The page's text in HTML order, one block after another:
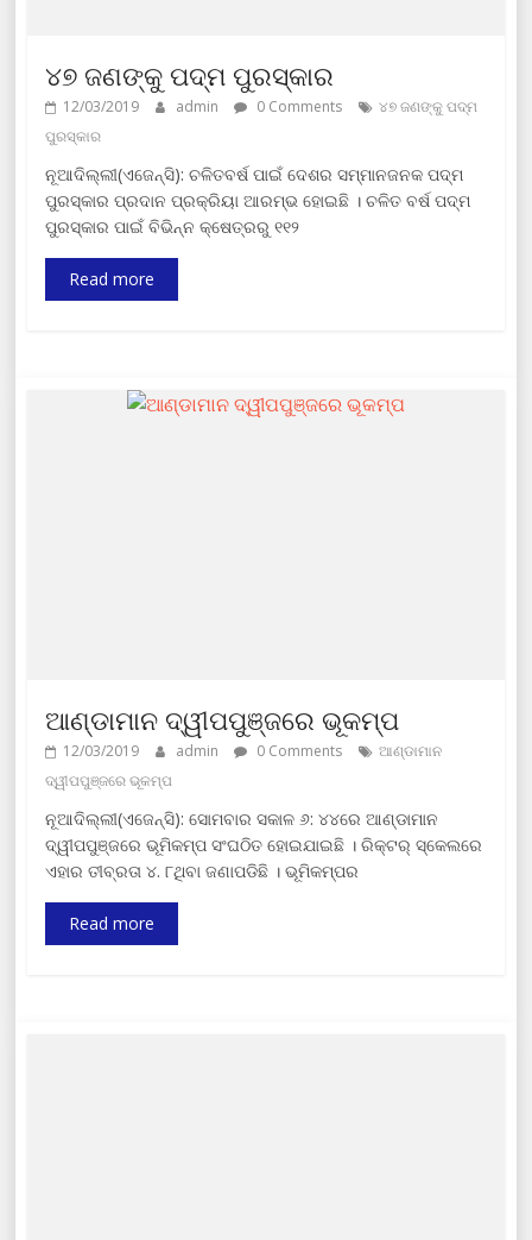
୪୭ ଜଣଙ୍କୁ ପଦ୍ମ ପୁରସ୍କାର
12/03/2019 admin 0 Comments
୪୭ ଜଣଙ୍କୁ ପଦ୍ମ
ପୁରସ୍କାର
ନୂଆଦିଲ୍ଲୀ(ଏଜେନ୍ସି): ଚଳିତବର୍ଷ ପାଇଁ ଦେଶର ସମ୍ମାନଜନକ ପଦ୍ମ
ପୁରସ୍କାର ପ୍ରଦାନ ପ୍ରକ୍ରିୟା ଆରମ୍ଭ ହୋଇଛି । ଚଳିତ ବର୍ଷ ପଦ୍ମ
ପୁରସ୍କାର ପାଇଁ ବିଭିନ୍ନ କ୍ଷେତ୍ରରୁ ୧୧୨
Read more
ଆଣ୍ଡାମାନ ଦ୍ୱୀପପୁଞ୍ଜରେ ଭୂକମ୍ପ
12/03/2019 admin 0 Comments
ଆଣ୍ଡାମାନ
ଦ୍ୱୀପପୁଞ୍ଜରେ ଭୂକମ୍ପ
ନୂଆଦିଲ୍ଲୀ(ଏଜେନ୍ସି): ସୋମବାର ସକାଳ ୬: ୪୪ରେ ଆଣ୍ଡାମାନ
ଦ୍ୱୀପପୁଞ୍ଜରେ ଭୂମିକମ୍ପ ସଂଘଠିତ ହୋଇଯାଇଛି । ରିକ୍ଟର୍ ସ୍କେଲରେ
ଏହାର ତୀବ୍ରତା ୪. ୮ଥିବା ଜଣାପଡିଛି । ଭୂମିକମ୍ପର
Read more